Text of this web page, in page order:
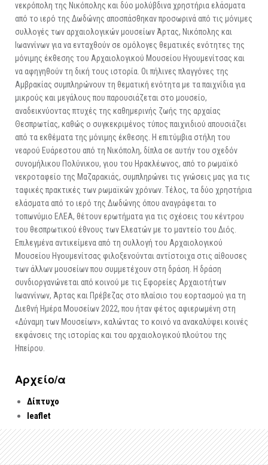
νεκρόπολη της Νικόπολης και δύο μολύβδινα χρηστήρια ελάσματα
από το ιερό της Δωδώνης αποσπάσθηκαν προσωρινά από τις μόνιμες
συλλογές των αρχαιολογικών μουσείων Άρτας, Νικόπολης και
Ιωαννίνων για να ενταχθούν σε ομόλογες θεματικές ενότητες της
μόνιμης έκθεσης του Αρχαιολογικού Μουσείου Ηγουμενίτσας και
να αφηγηθούν τη δική τους ιστορία. Οι πήλινες πλαγγόνες της
Αμβρακίας συμπληρώνουν τη θεματική ενότητα με τα παιχνίδια για
μικρούς και μεγάλους που παρουσιάζεται στο μουσείο,
αναδεικνύοντας πτυχές της καθημερινής ζωής της αρχαίας
Θεσπρωτίας, καθώς ο συγκεκριμένος τύπος παιχνιδιού απουσιάζει
από τα εκθέματα της μόνιμης έκθεσης. Η επιτύμβια στήλη του
νεαρού Ευάρεστου από τη Νικόπολη, δίπλα σε αυτήν του σχεδόν
συνομήλικου Πολύνικου, γιου του Ηρακλέωνος, από το ρωμαϊκό
νεκροταφείο της Μαζαρακιάς, συμπληρώνει τις γνώσεις μας για τις
ταφικές πρακτικές των ρωμαϊκών χρόνων. Τέλος, τα δύο χρηστήρια
ελάσματα από το ιερό της Δωδώνης όπου αναγράφεται το
τοπωνύμιο ΕΛΕΑ, θέτουν ερωτήματα για τις σχέσεις του κέντρου
του θεσπρωτικού έθνους των Ελεατών με το μαντείο του Διός.
Επιλεγμένα αντικείμενα από τη συλλογή του Αρχαιολογικού
Μουσείου Ηγουμενίτσας φιλοξενούνται αντίστοιχα στις αίθουσες
των άλλων μουσείων που συμμετέχουν στη δράση. Η δράση
συνδιοργανώνεται από κοινού με τις Εφορείες Αρχαιοτήτων
Ιωαννίνων, Άρτας και Πρέβεζας στο πλαίσιο του εορτασμού για τη
Διεθνή Ημέρα Μουσείων 2022, που ήταν φέτος αφιερωμένη στη
«Δύναμη των Μουσείων», καλώντας το κοινό να ανακαλύψει κοινές
εκφάνσεις της ιστορίας και του αρχαιολογικού πλούτου της
Ηπείρου.
Αρχείo/α
Δίπτυχο
leaflet